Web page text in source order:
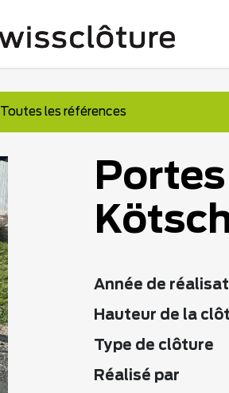
Toutes les références
Année de
Hauteur de la
Type de clôture
Réalisé par